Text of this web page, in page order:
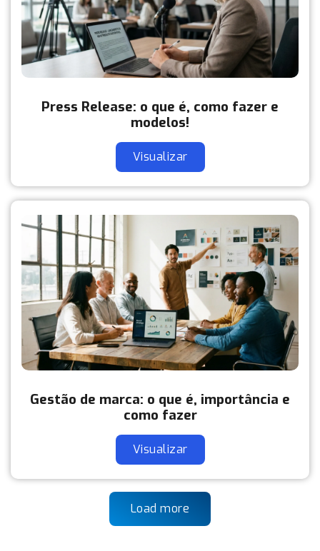
Press Release: o que é, como fazer e
modelos!
Visualizar
Gestão de marca: o que é, importância e
como fazer
Visualizar
Load more